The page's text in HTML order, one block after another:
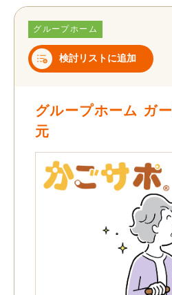
グループホーム
検討リストに追加
グループホーム ガ
元